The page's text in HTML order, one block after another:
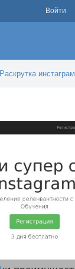
Войти
Раскрутка инстаграм